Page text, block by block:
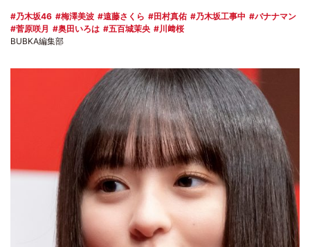
乃木坂46 梅澤美波 遠藤さくら 田村真佑 乃木坂工事中
バナナマン
菅原咲月
奥田いろは 五百城茉央
川﨑桜
BUBKA編集部